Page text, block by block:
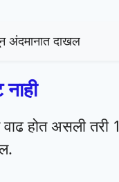
अंदमानात दाखल
होत असली तरी